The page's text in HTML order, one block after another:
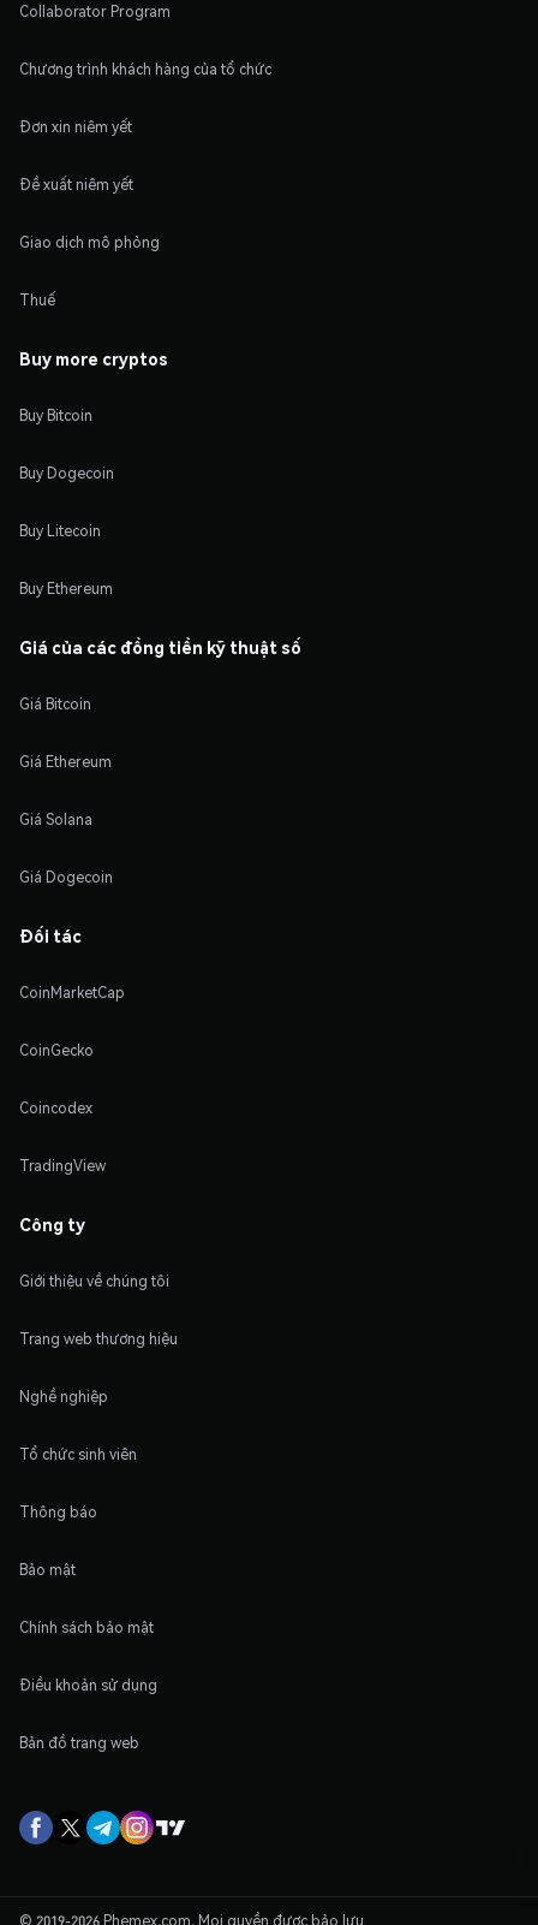
Collaborator Program
Chương trình khách hàng của tổ chức
Đơn xin niêm yết
Đề xuất niêm yết
Giao dịch mô phỏng
Thuế
Buy more cryptos
Buy Bitcoin
Buy Dogecoin
Buy Litecoin
Buy Ethereum
Giá của các đồng tiền kỹ thuật số
Giá Bitcoin
Giá Ethereum
Giá Solana
Giá Dogecoin
Đối tác
CoinMarketCap
CoinGecko
Coincodex
TradingView
Công ty
Giới thiệu về chúng tôi
Trang web thương hiệu
Nghề nghiệp
Tổ chức sinh viên
Thông báo
Bảo mật
Chính sách bảo mật
Điều khoản sử dụng
Bản đồ trang web
© 2019-2026 Phemex.com. Mọi quyền được bảo lưu